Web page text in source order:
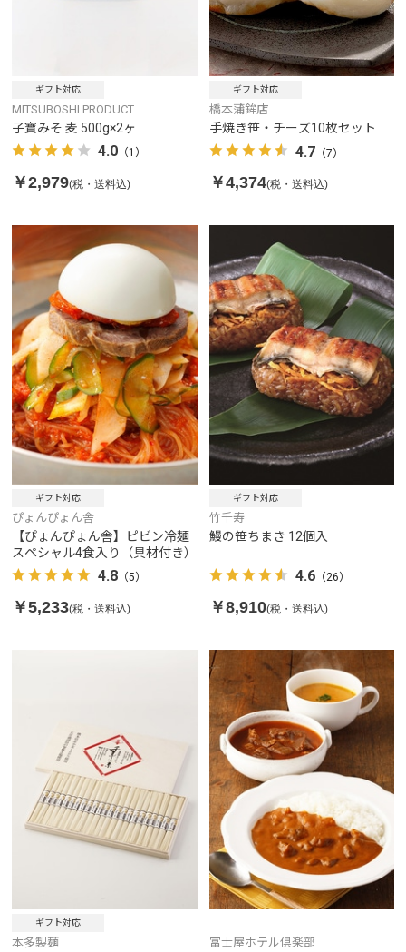
ギフト対応
MITSUBOSHI PRODUCT
子寶みそ 麦 500g×2ヶ
4.0 （1）
￥2,979(税・送料込)
ギフト対応
橋本蒲鉾店
手焼き笹・チーズ10枚セット
4.7（7）
￥4,374(税・送料込)
ギフト対応
ぴょんぴょん舎
【ぴょんぴょん舎】ピビン冷麺
スペシャル4食入り（具材付き）
4.8 （5）
￥5,233(税・送料込)
ギフト対応
竹千寿
鰻の笹ちまき 12個入
4.6（26）
￥8,910(税・送料込)
ギフト対応
本多製麺 富士屋ホテル倶楽部